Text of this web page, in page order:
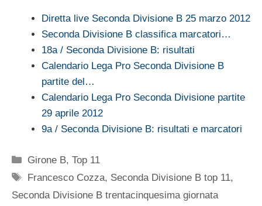
Diretta live Seconda Divisione B 25 marzo 2012
Seconda Divisione B classifica marcatori…
18a / Seconda Divisione B: risultati
Calendario Lega Pro Seconda Divisione B
partite del…
Calendario Lega Pro Seconda Divisione partite
29 aprile 2012
9a / Seconda Divisione B: risultati e marcatori
Categorie
Girone B,Top 11
Tag
Francesco Cozza, Seconda Divisione B top 11,
Seconda Divisione B trentacinquesima giornata